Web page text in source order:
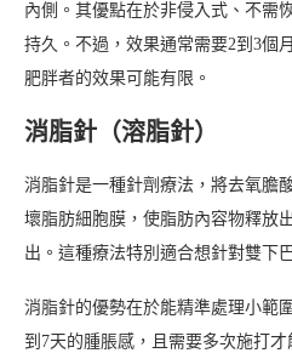
內側。其優點在於非侵入式、不需
持久。不過，效果通常需要2到3個
肥胖者的效果可能有限。
消脂針（溶脂針）
消脂針是一種針劑療法，將去氧膽
壞脂肪細胞膜，使脂肪內容物釋放
出。這種療法特別適合想針對雙下
消脂針的優勢在於能精準處理小範
到7天的腫脹感，且需要多次施打